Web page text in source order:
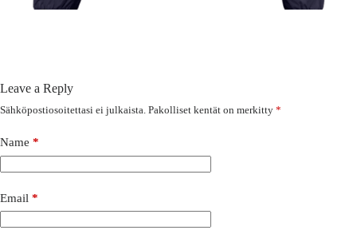
Leave a Reply
Sähköpostiosoitettasi ei julkaista. Pakolliset kentät on merkitty *
Name *
Email *